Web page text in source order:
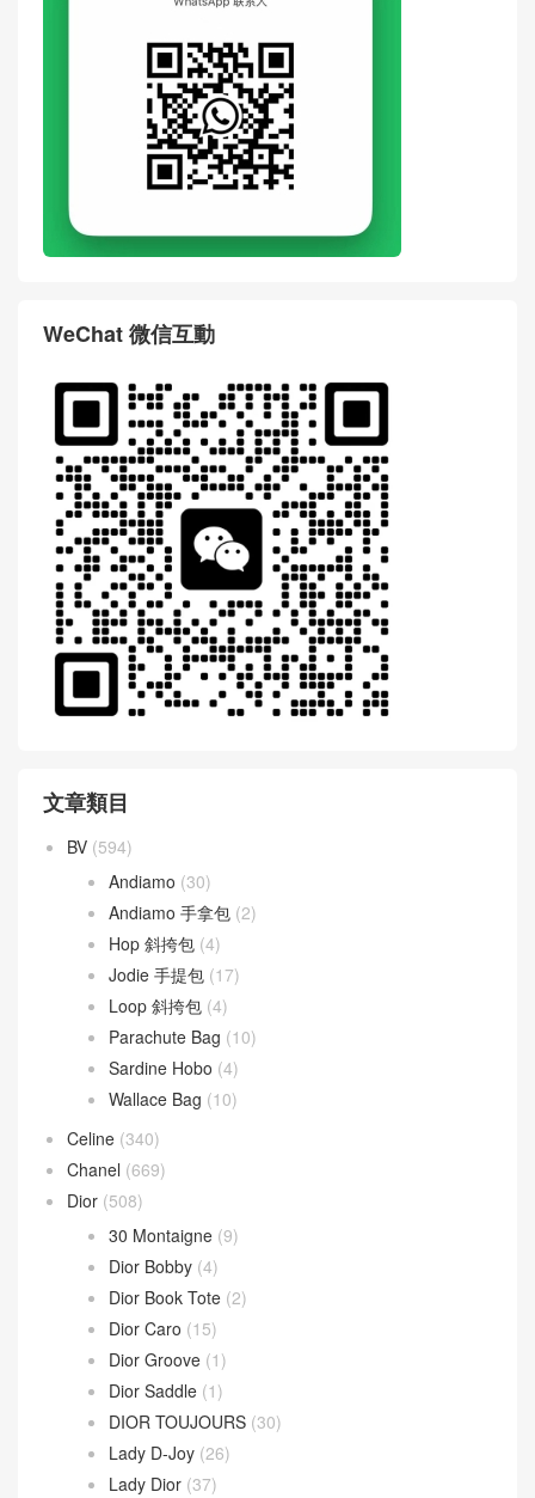
WeChat 微信互動
文章類目
BV (594)
Andiamo (30)
Andiamo 手拿包 (2)
Hop 斜挎包 (4)
Jodie 手提包 (17)
Loop 斜挎包 (4)
Parachute Bag (10)
Sardine Hobo (4)
Wallace Bag (10)
Celine (340)
Chanel (669)
Dior (508)
30 Montaigne (9)
Dior Bobby (4)
Dior Book Tote (2)
Dior Caro (15)
Dior Groove (1)
Dior Saddle (1)
DIOR TOUJOURS (30)
Lady D-Joy (26)
Lady Dior (37)